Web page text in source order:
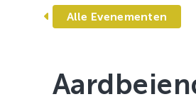
Boomteelt en
Cannabis
Glasgroenten
Alle Evenementen